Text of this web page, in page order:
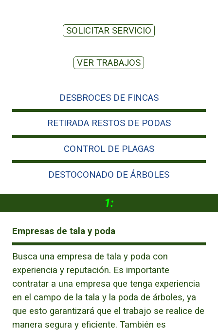
SOLICITAR SERVICIO
VER TRABAJOS
DESBROCES DE FINCAS
RETIRADA RESTOS DE PODAS
CONTROL DE PLAGAS
DESTOCONADO DE ÁRBOLES
1:
Empresas de tala y poda
Busca una empresa de tala y poda con
experiencia y reputación. Es importante
contratar a una empresa que tenga experiencia
en el campo de la tala y la poda de árboles, ya
que esto garantizará que el trabajo se realice de
manera segura y eficiente. También es